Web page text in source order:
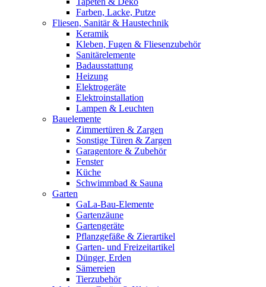
Farben, Lacke, Putze
Fliesen, Sanitär & Haustechnik
Keramik
Kleben, Fugen & Fliesenzubehör
Sanitärelemente
Badausstattung
Heizung
Elektrogeräte
Elektroinstallation
Lampen & Leuchten
Bauelemente
Zimmertüren & Zargen
Sonstige Türen & Zargen
Garagentore & Zubehör
Fenster
Küche
Schwimmbad & Sauna
Garten
GaLa-Bau-Elemente
Gartenzäune
Gartengeräte
Pflanzgefäße & Zierartikel
Garten- und Freizeitartikel
Dünger, Erden
Sämereien
Tierzubehör